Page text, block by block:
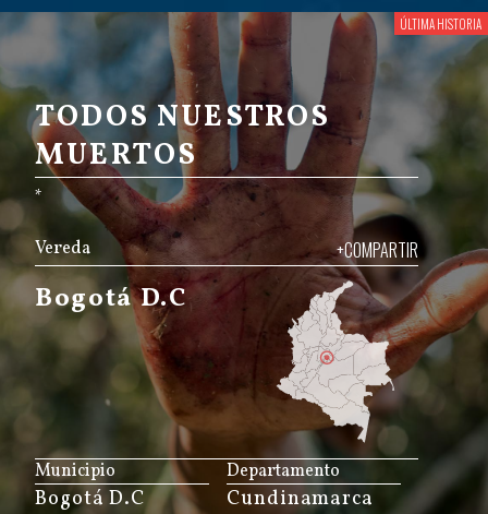
TODOS NUESTROS
MUERTOS
*
Vereda +COMPARTIR
Bogotá D.C
JS map by amCharts
Municipio
Bogotá D.C
Departamento
Cundinamarca